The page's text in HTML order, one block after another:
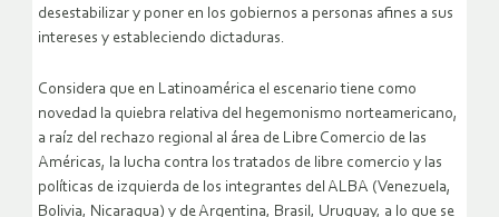
desestabilizar y poner en los gobiernos a personas afines a sus
intereses y estableciendo dictaduras.
Considera que en Latinoamérica el escenario tiene como
novedad la quiebra relativa del hegemonismo norteamericano,
a raíz del rechazo regional al área de Libre Comercio de las
Américas, la lucha contra los tratados de libre comercio y las
políticas de izquierda de los integrantes del ALBA (Venezuela,
Bolivia, Nicaragua) y de Argentina, Brasil, Uruguay, a lo que se